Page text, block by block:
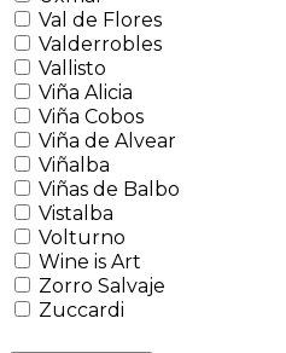
Val de Flores
Valderrobles
Vallisto
Viña Alicia
Viña Cobos
Viña de Alvear
Viñalba
Viñas de Balbo
Vistalba
Volturno
Wine is Art
Zorro Salvaje
Zuccardi